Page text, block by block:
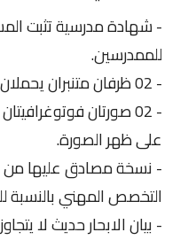
- شهادة مدرسية تثبت
للممدرسين.
- 02 ظرفان متنبران يحملان العنوان الكامل للمرشح.
- 02 صورتان
على ظهر الصورة.
- نسخة مصادق عليها من
التخصص المهني بالنسبة
- بيان الابحار حديث لا يتجاوز 03 اشهر بالنسبة للمهنيين